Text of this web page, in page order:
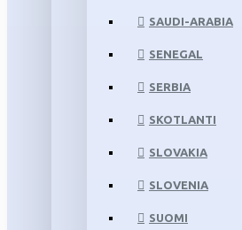
SAUDI-ARABIA
SENEGAL
SERBIA
SKOTLANTI
SLOVAKIA
SLOVENIA
SUOMI